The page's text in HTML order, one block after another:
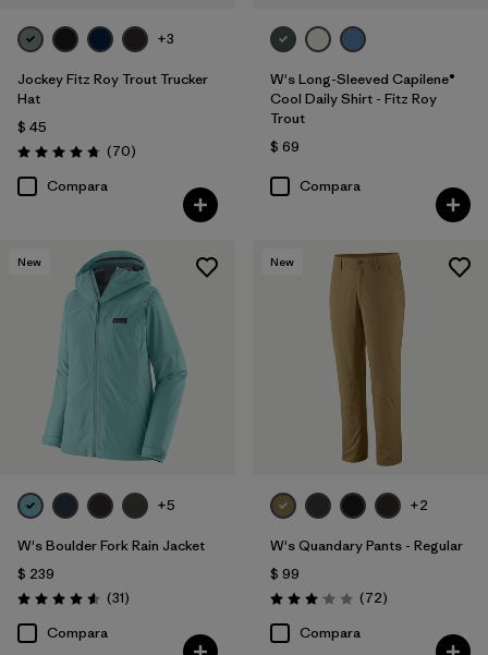
+3
Jockey Fitz Roy Trout Trucker
Hat
$ 45
Valoración: 4.8 / 5
(70Comentarios
)
Compara
W's Long-Sleeved Capilene®
Cool Daily Shirt - Fitz Roy
Trout
$ 69
Compara
New
+5
W's Boulder Fork Rain Jacket
$ 239
Valoración: 4.5 / 5
(31Comentarios
)
Compara
New
+2
W's Quandary Pants - Regular
$ 99
Valoración: 3.1 / 5
(72Comentarios
)
Compara